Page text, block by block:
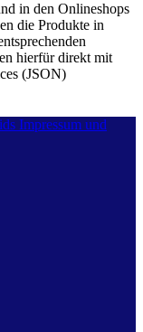
in den Onlineshops
die Produkte in
hierfür direkt mit
(JSON)
Impressum und